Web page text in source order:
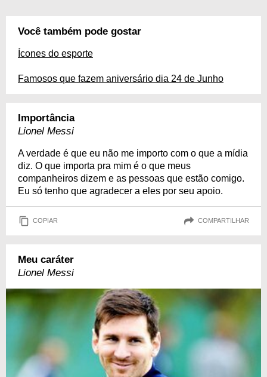
Você também pode gostar
Ícones do esporte
Famosos que fazem aniversário dia 24 de Junho
Importância
Lionel Messi
A verdade é que eu não me importo com o que a mídia
diz. O que importa pra mim é o que meus
companheiros dizem e as pessoas que estão comigo.
Eu só tenho que agradecer a eles por seu apoio.
COPIAR COMPARTILHAR
Meu caráter
Lionel Messi